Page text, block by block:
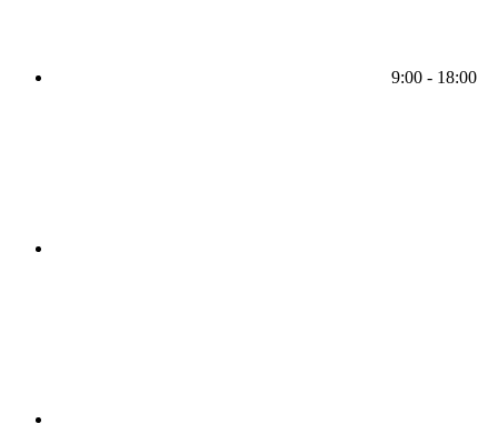
9:00 - 18:00